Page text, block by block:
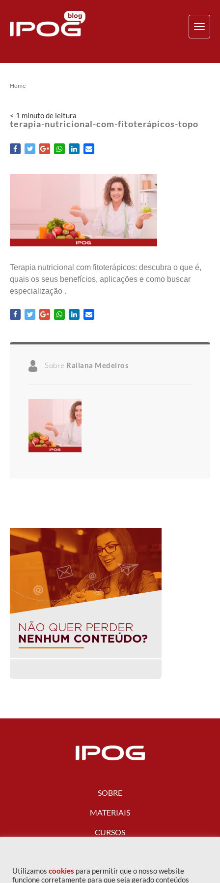
Home
< 1 minutode leitura
terapia-nutricional-com-fitoterápicos-topo
Terapia nutricional com fitoterápicos: descubra o que é,
quais os seus benefícios, aplicações e como buscar
especialização .
Sobre Railana Medeiros
SOBRE
MATERIAIS
CURSOS
FALE CONOSCO
Utilizamos cookies para permitir que o nosso website
funcione corretamente para que seja gerado conteúdos